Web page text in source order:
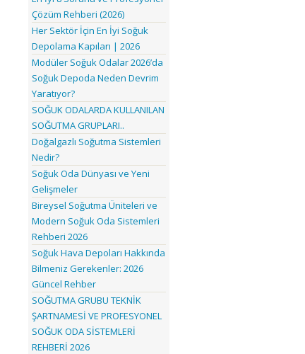
Çözüm Rehberi (2026)
Her Sektör İçin En İyi Soğuk
Depolama Kapıları | 2026
Modüler Soğuk Odalar 2026’da
Soğuk Depoda Neden Devrim
Yaratıyor?
SOĞUK ODALARDA KULLANILAN
SOĞUTMA GRUPLARI..
Doğalgazlı Soğutma Sistemleri
Nedir?
Soğuk Oda Dünyası ve Yeni
Gelişmeler
Bireysel Soğutma Üniteleri ve
Modern Soğuk Oda Sistemleri
Rehberi 2026
Soğuk Hava Depoları Hakkında
Bilmeniz Gerekenler: 2026
Güncel Rehber
SOĞUTMA GRUBU TEKNİK
ŞARTNAMESİ VE PROFESYONEL
SOĞUK ODA SİSTEMLERİ
REHBERİ 2026